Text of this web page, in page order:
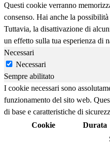
Questi cookie verranno
consenso. Hai anche la
Tuttavia, la disattivazione di
un effetto sulla tua esperienza di
Necessari
Necessari
Sempre abilitato
I cookie necessari sono
funzionamento del sito web.
di base e caratteristiche di
Cookie
Durata